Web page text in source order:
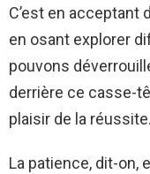
C’est en acceptant
en osant explorer
pouvons
derrière ce casse-
plaisir de la réussite.
La patience, dit-on,